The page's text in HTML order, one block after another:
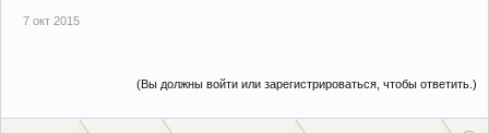
7 окт 2015
(Вы должны войти или зарегистрироваться, чтобы ответить.)